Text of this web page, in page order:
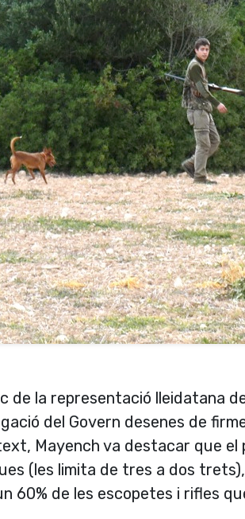
de la representació lleidatana
del Govern desenes de
Mayench va destacar que
(les limita de tres a dos
60% de les escopetes i rifles